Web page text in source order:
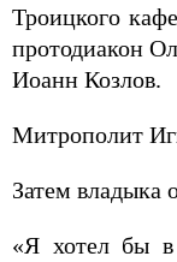
Троицкого
протодиакон
Иоанн Козлов.
Митрополит
Затем владыка
«Я хотел бы в